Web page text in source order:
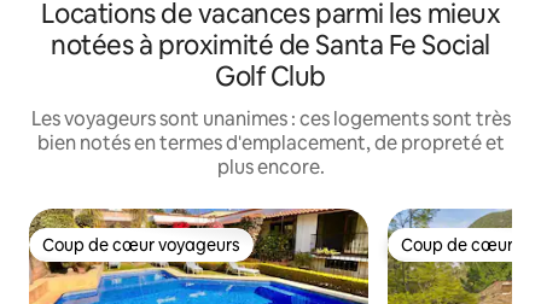
Locations de vacances parmi les mieux
notées à proximité de Santa Fe Social
Golf Club
Les voyageurs sont unanimes : ces logements sont très
bien notés en termes d'emplacement, de propreté et
plus encore.
Coup de cœur voyageurs
Coup de cœur voyageurs Coup de cœur
Coup de cœur